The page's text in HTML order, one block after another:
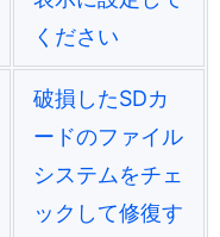
ください
破損したSDカ
ードのファイル
システムをチェ
ックして修復す